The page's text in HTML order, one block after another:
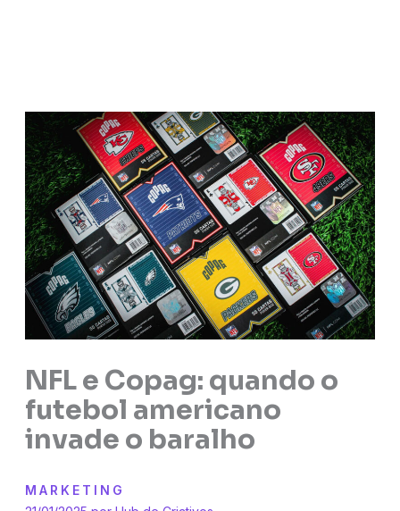
NFL e Copag: quando o
futebol americano
invade o baralho
MARKETING